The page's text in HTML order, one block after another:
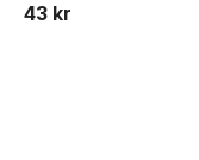
43 kr